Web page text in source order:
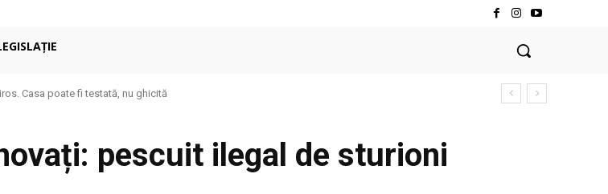
Casa poate fi testată, nu ghicită
pescuit ilegal de sturioni